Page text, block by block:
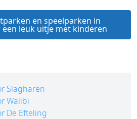
en speelparken in
leuk uitje met kinderen
Slagharen
Walibi
De Efteling